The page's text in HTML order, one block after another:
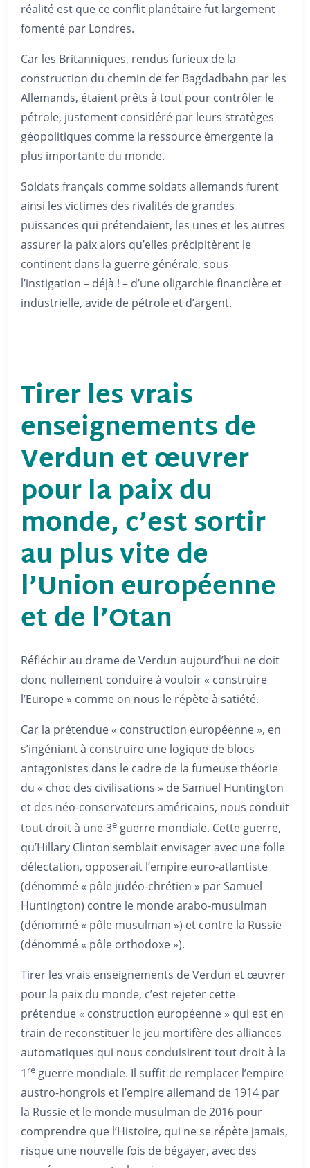
réalité est que ce conflit planétaire fut largement
fomenté par Londres.
Car les Britanniques, rendus furieux de la
construction du chemin de fer Bagdadbahn par les
Allemands, étaient prêts à tout pour contrôler le
pétrole, justement considéré par leurs stratèges
géopolitiques comme la ressource émergente la
plus importante du monde.
Soldats français comme soldats allemands furent
ainsi les victimes des rivalités de grandes
puissances qui prétendaient, les unes et les autres
assurer la paix alors qu’elles précipitèrent le
continent dans la guerre générale, sous
l’instigation – déjà ! – d’une oligarchie financière et
industrielle, avide de pétrole et d’argent.
Tirer les vrais
enseignements de
Verdun et œuvrer
pour la paix du
monde, c’est sortir
au plus vite de
l’Union européenne
et de l’Otan
Réfléchir au drame de Verdun aujourd’hui ne doit
donc nullement conduire à vouloir « construire
l’Europe » comme on nous le répète à satiété.
Car la prétendue « construction européenne », en
s’ingéniant à construire une logique de blocs
antagonistes dans le cadre de la fumeuse théorie
du « choc des civilisations » de Samuel Huntington
et des néo-conservateurs américains, nous conduit
tout droit à une 3e guerre mondiale. Cette guerre,
qu’Hillary Clinton semblait envisager avec une folle
délectation, opposerait l’empire euro-atlantiste
(dénommé « pôle judéo-chrétien » par Samuel
Huntington) contre le monde arabo-musulman
(dénommé « pôle musulman ») et contre la Russie
(dénommé « pôle orthodoxe »).
Tirer les vrais enseignements de Verdun et œuvrer
pour la paix du monde, c’est rejeter cette
prétendue « construction européenne » qui est en
train de reconstituer le jeu mortifère des alliances
automatiques qui nous conduisirent tout droit à la
1 re guerre mondiale. Il suffit de remplacer l’empire
austro-hongrois et l’empire allemand de 1914 par
la Russie et le monde musulman de 2016 pour
comprendre que l’Histoire, qui ne se répète jamais,
risque une nouvelle fois de bégayer, avec des